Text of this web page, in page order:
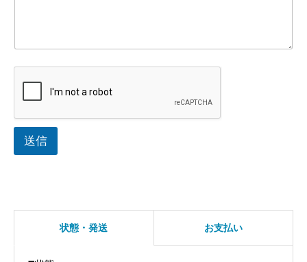
送信
状態・発送 お支払い